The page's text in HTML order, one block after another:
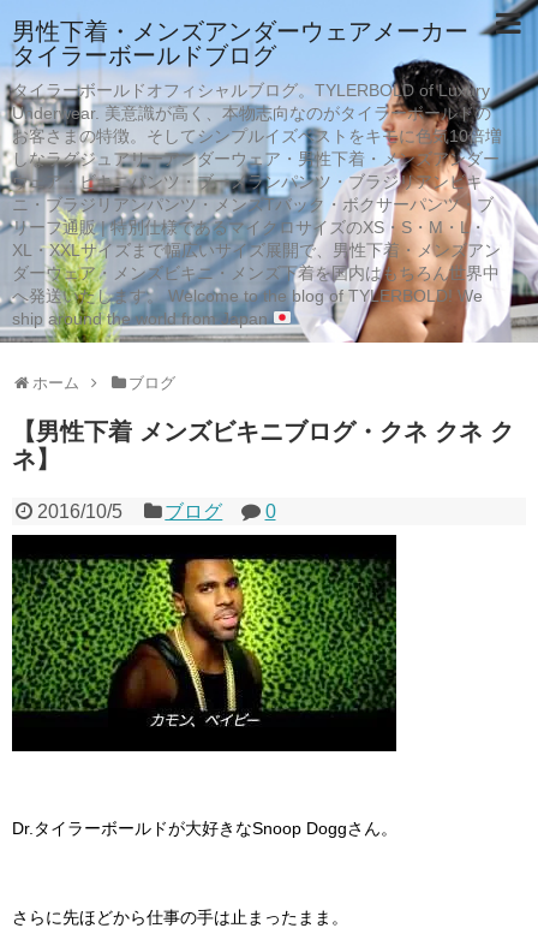
男性下着・メンズアンダーウェアメーカー
タイラーボールドブログ
タイラーボールドオフィシャルブログ。TYLERBOLD of Luxury
Underwear. 美意識が高く、本物志向なのがタイラーボールドの
お客さまの特徴。そしてシンプルイズベストをキモに色気10倍増
しなラグジュアリーアンダーウェア・男性下着・メンズアンダー
ウェア・ビキニパンツ・ブーメランパンツ・ブラジリアンビキ
ニ・ブラジリアンパンツ・メンズTバック・ボクサーパンツ・ブ
リーフ通販 | 特別仕様であるマイクロサイズのXS・S・M・L・
XL・XXLサイズまで幅広いサイズ展開で、男性下着・メンズアン
ダーウェア・メンズビキニ・メンズ下着を国内はもちろん世界中
へ発送いたします。 Welcome to the blog of TYLERBOLD! We
ship around the world from Japan
ホーム ブログ
【男性下着 メンズビキニブログ・クネ クネ ク
ネ】
2016/10/5 ブログ 0
Dr.タイラーボールドが大好きなSnoop Doggさん。
さらに先ほどから仕事の手は止まったまま。